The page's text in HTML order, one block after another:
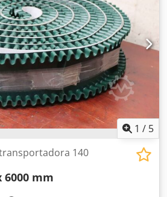
1 / 5
140
6000 mm